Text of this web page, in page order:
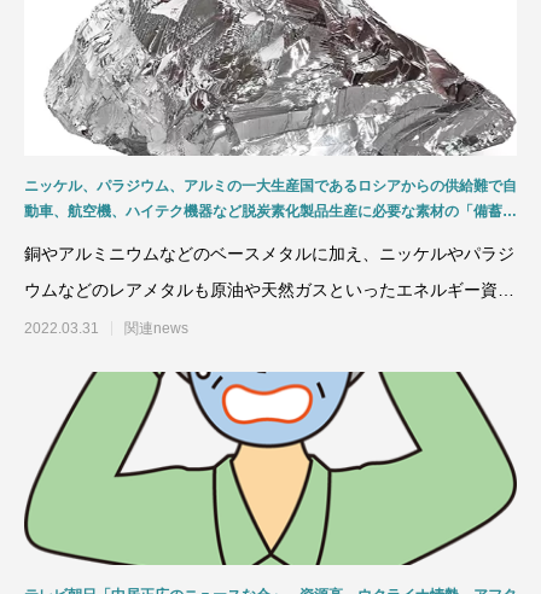
ニッケル、パラジウム、アルミの一大生産国であるロシアからの供給難で自
動車、航空機、ハイテク機器など脱炭素化製品生産に必要な素材の「備蓄」
銅やアルミニウムなどのベースメタルに加え、ニッケルやパラジ
ウムなどのレアメタルも原油や天然ガスといったエネルギー資源
以上に、ウクライナ情勢
2022.03.31 関連news